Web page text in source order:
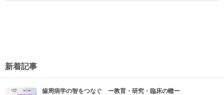
新着記事
歯周病学の智をつなぐ ー教育・研究・臨床の轍ー